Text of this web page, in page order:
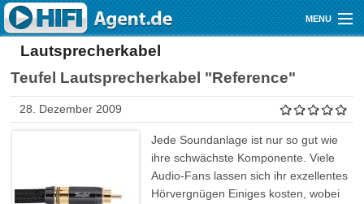
Direkt zum Inhalt
MENU
Gutscheine
Video
Shop
Lautsprecherkabel
Teufel Lautsprecherkabel "Reference"
28. Dezember 2009
Jede Soundanlage ist nur so gut wie
ihre schwächste Komponente. Viele
Audio-Fans lassen sich ihr exzellentes
Hörvergnügen Einiges kosten, wobei